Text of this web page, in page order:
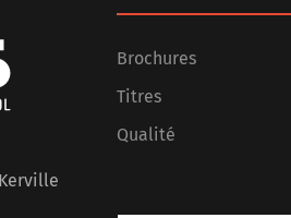
Brochures
Titres
Qualité